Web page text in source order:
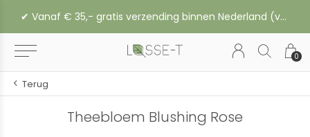
0
✔︎ Vanaf € 35,- gratis verzending binnen Nederland (vanaf € 45,- naar België of Duitsland)
Terug
Theebloem Blushing Rose